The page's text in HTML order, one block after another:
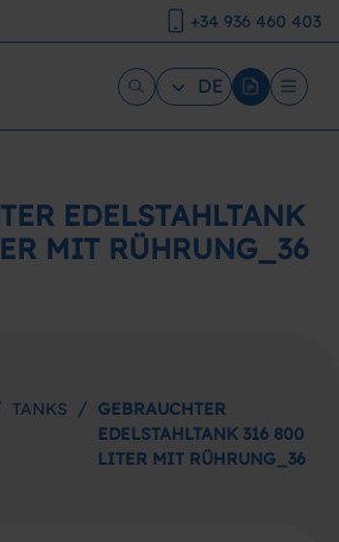
+34 936 460 403
DE
EDELSTAHLTANK
MIT RÜHRUNG_36
TANKS / GEBRAUCHTER
EDELSTAHLTANK 316 800
LITER MIT RÜHRUNG_36